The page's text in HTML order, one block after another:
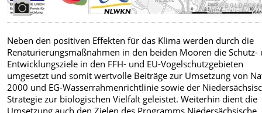
Bildrechte:
Neben den positiven Effekten für das Klima werden durch die
Renaturierungsmaßnahmen in den beiden Mooren die Schutz-
Entwicklungsziele in den FFH- und EU-Vogelschutzgebieten
umgesetzt und somit wertvolle Beiträge zur Umsetzung von
2000 und EG-Wasserrahmenrichtlinie sowie der
Strategie zur biologischen Vielfalt geleistet. Weiterhin dient die
Umsetzung auch den Zielen des Programms Niedersächsische